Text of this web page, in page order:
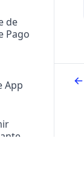
de
Pago
App